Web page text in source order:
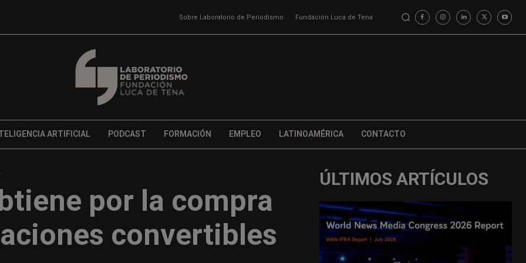
Sobre Laboratorio de Periodismo Fundación Luca de Tena
ARTIFICIAL PODCAST FORMACIÓN EMPLEO LATINOAMÉRICA CONTACTO
por la compra
convertibles
ÚLTIMOS ARTÍCULOS